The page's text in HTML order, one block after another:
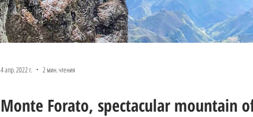
Monte Forato, spectacular mountain
4 апр. 2022 г. 2 мин. чтения